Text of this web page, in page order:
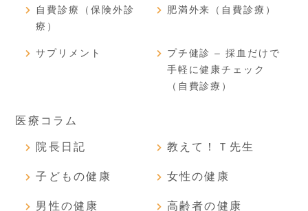
自費診療（保険外診
療）
肥満外来（自費診療）
サプリメント
プチ健診 – 採血だけで
手軽に健康チェック
（自費診療）
医療コラム
院長日記 教えて！Ｔ先生
子どもの健康 女性の健康
男性の健康 高齢者の健康